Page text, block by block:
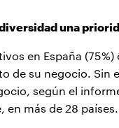
una
en España
de su negocio. Sin
según el
en más de 28 países.